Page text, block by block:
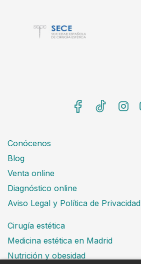
Conócenos
Blog
Venta online
Diagnóstico online
Aviso Legal y Política de Privacidad
Cirugía estética
Medicina estética en Madrid
Nutrición y obesidad